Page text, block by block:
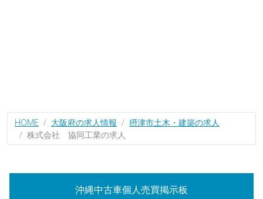
HOME 大阪府の求人情報
摂津市土木・建築の求人
株式会社 協同工業の求人
沖縄中古車個人売買掲示板